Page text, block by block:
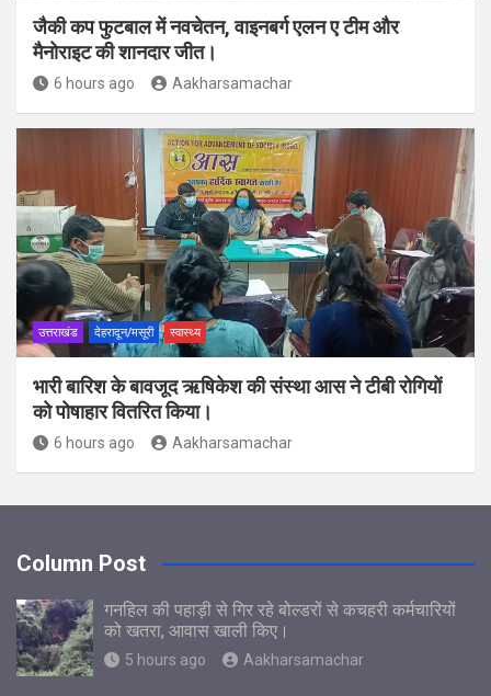
जैकी कप फुटबाल में नवचेतन, वाइनबर्ग एलन ए टीम और
मैनोराइट की शानदार जीत।
6 hours ago Aakharsamachar
उत्तराखंड देहरादून/मसूरी स्वास्थ्य
भारी बारिश के बावजूद ऋषिकेश की संस्था आस ने टीबी रोगियों
को पोषाहार वितरित किया।
6 hours ago Aakharsamachar
Column Post
गनहिल की पहाड़ी से गिर रहे बोल्डरों से कचहरी कर्मचारियों
को खतरा, आवास खाली किए।
5 hours ago Aakharsamachar